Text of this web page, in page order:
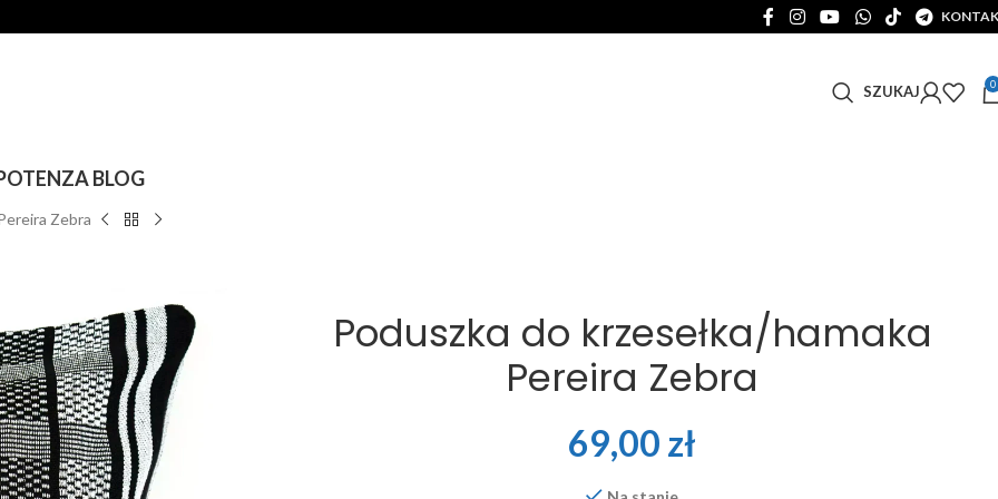
SZUKAJ 0
BLOG
Zebra
Poduszka do krzesełka/hamaka
Pereira Zebra
69,00 zł